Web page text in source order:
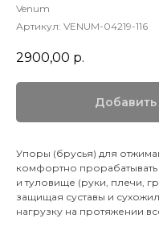
Venum
Артикул: VENUM-04219-116
2900,00 р.
Добавить
Упоры (брусья) для
комфортно
и туловище (руки, плечи,
защищая суставы и
нагрузку на протяжении